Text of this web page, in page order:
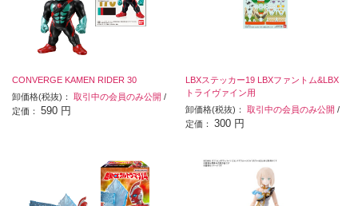
CONVERGE KAMEN RIDER 30
卸価格(税抜)： 取引中の会員のみ公開 /
定価： 590 円
LBXステッカー19 LBXファントム&LBX
トライヴァイン用
卸価格(税抜)：取引中の会員のみ公開 /
定価：300 円